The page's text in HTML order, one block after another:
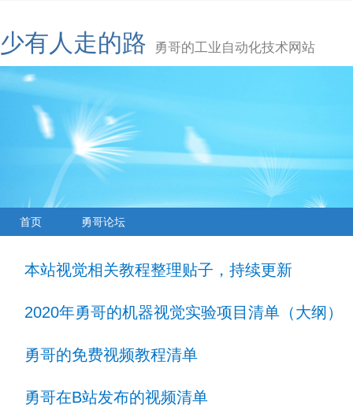
少有人走的路 勇哥的工业自动化技术网站
首页 勇哥论坛
本站视觉相关教程整理贴子，持续更新
2020年勇哥的机器视觉实验项目清单（大纲）
勇哥的免费视频教程清单
勇哥在B站发布的视频清单